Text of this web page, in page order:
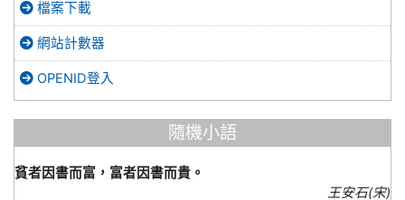
檔案下載
網站計數器
OPENID登入
隨機小語
貧者因書而富，富者因書而貴。
王安石(宋)